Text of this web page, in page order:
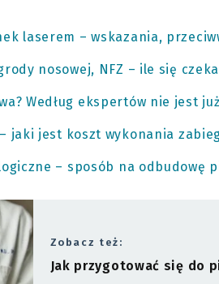
laserem – wskazania,
nosowej, NFZ – ile się
Według ekspertów nie jest
jaki jest koszt wykonania
– sposób na odbudowę
Zobacz też:
Jak przygotować się do